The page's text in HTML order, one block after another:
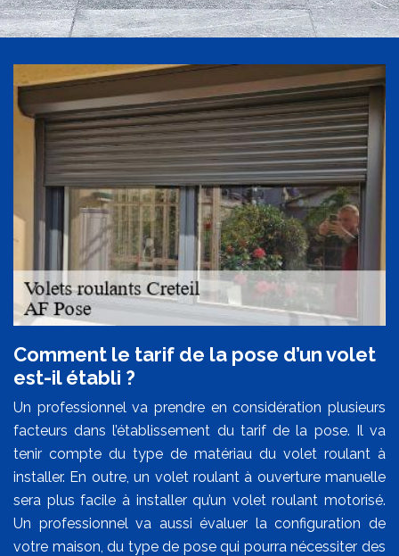
Comment le tarif de la pose d’un volet
est-il établi ?
Un professionnel va prendre en considération plusieurs
facteurs dans l’établissement du tarif de la pose. Il va
tenir compte du type de matériau du volet roulant à
installer. En outre, un volet roulant à ouverture manuelle
sera plus facile à installer qu’un volet roulant motorisé.
Un professionnel va aussi évaluer la configuration de
votre maison, du type de pose qui pourra nécessiter des